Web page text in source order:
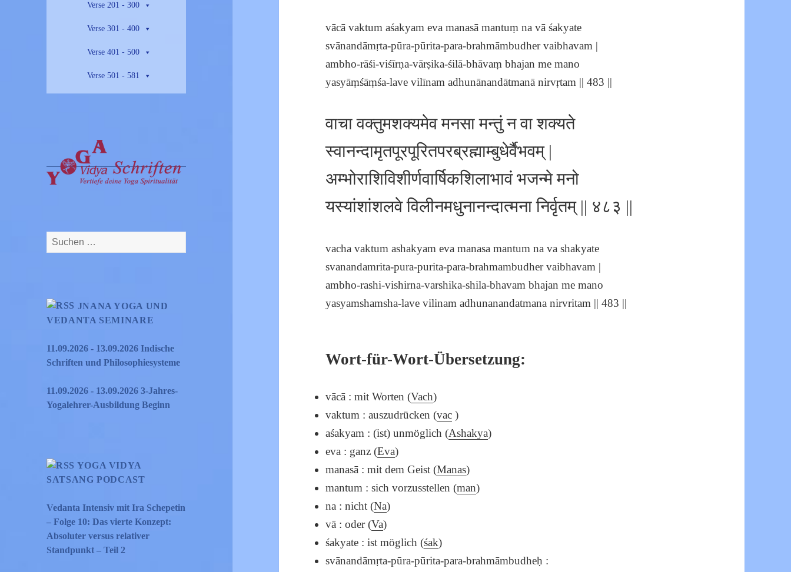
Verse 201 - 300
Verse 301 - 400
Verse 401 - 500
Verse 501 - 581
Suchen
nach:
JNANA YOGA UND
VEDANTA SEMINARE
11.09.2026 - 13.09.2026 Indische
Schriften und Philosophiesysteme
11.09.2026 - 13.09.2026 3-Jahres-
Yogalehrer-Ausbildung Beginn
YOGA VIDYA
SATSANG PODCAST
Vedanta Intensiv mit Ira Schepetin
– Folge 10: Das vierte Konzept:
Absoluter versus relativer
Standpunkt – Teil 2
vācā vaktum aśakyam eva manasā mantuṃ na vā śakyate
svānandāmṛta-pūra-pūrita-para-brahmāmbudher vaibhavam |
ambho-rāśi-viśīrṇa-vārṣika-śilā-bhāvaṃ bhajan me mano
yasyāṃśāṃśa-lave vilīnam adhunānandātmanā nirvṛtam || 483 ||
वाचा वक्तुमशक्यमेव मनसा मन्तुं न वा शक्यते
स्वानन्दामृतपूरपूरितपरब्रह्माम्बुधेर्वैभवम् |
अम्भोराशिविशीर्णवार्षिकशिलाभावं भजन्मे मनो
यस्यांशांशलवे विलीनमधुनानन्दात्मना निर्वृतम् || ४८३ ||
vacha vaktum ashakyam eva manasa mantum na va shakyate
svanandamrita-pura-purita-para-brahmambudher vaibhavam |
ambho-rashi-vishirna-varshika-shila-bhavam bhajan me mano
yasyamshamsha-lave vilinam adhunanandatmana nirvritam || 483 ||
Wort-für-Wort-Übersetzung:
vācā : mit Worten (Vach)
vaktum : auszudrücken (vac )
aśakyam : (ist) unmöglich (Ashakya)
eva : ganz (Eva)
manasā : mit dem Geist (Manas)
mantum : sich vorzusstellen (man)
na : nicht (Na)
vā : oder (Va)
śakyate : ist möglich (śak)
svānandāmṛta-pūra-pūrita-para-brahmāmbudheḥ :